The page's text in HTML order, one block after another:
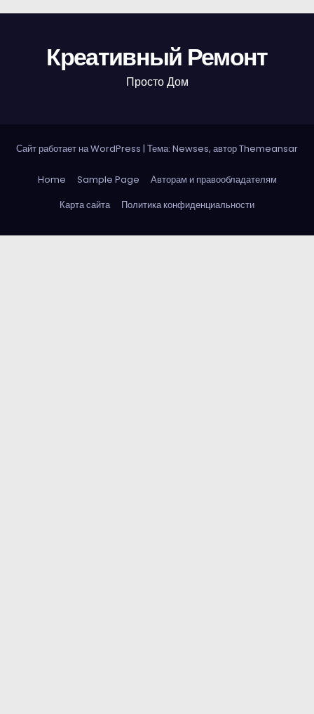
Креативный Ремонт
Просто Дом
Сайт работает на WordPress | Тема: Newses, авторThemeansar
Home Sample Page
Авторам и правообладателям
Карта сайта
Политика конфиденциальности